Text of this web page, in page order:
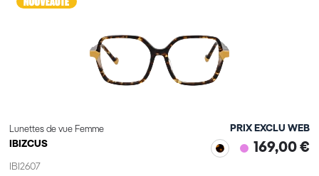
Lunettes de vue Femme
IBIZCUS
IBI2607
PRIX EXCLU WEB
169,00 €